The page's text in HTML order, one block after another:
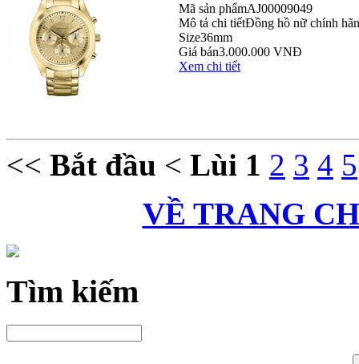
Mã sản phẩmAJ00009049
Mô tả chi tiếtĐồng hồ nữ chính
Size36mm
Giá bán3.000.000 VNĐ
Xem chi tiết
<< Bắt đầu < Lùi 1 2 3 4 5
VỀ TRANG
Tìm kiếm